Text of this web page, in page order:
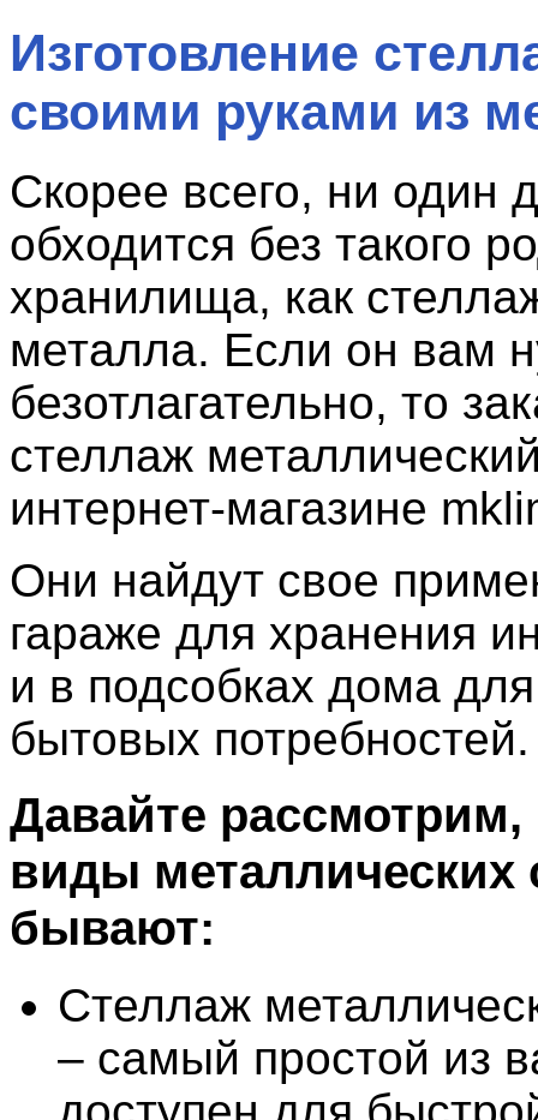
Изготовление
своими руками из
Скорее всего, ни один
обходится без такого
хранилища, как
металла. Если он вам
безотлагательно, то
стеллаж
интернет-магазине
Они найдут свое
гараже для хранения
и в подсобках дома для
бытовых потребностей.
Давайте рассмотрим,
виды металлических
бывают:
Стеллаж
– самый простой из